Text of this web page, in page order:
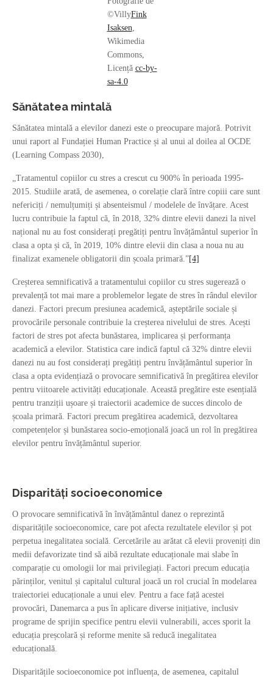
©VillyFink
Isaksen
Wikimedia
Commons,
Licență cc-by-
sa-4.0
Sănătatea mintală
Sănătatea mintală a elevilor danezi este o preocupare majoră. Potrivit
unui raport al Fundației Human Practice și al unui al doilea al OCDE
(Learning Compass 2030),
„Tratamentul copiilor cu stres a crescut cu 900% în perioada 1995-
2015. Studiile arată, de asemenea, o corelație clară între copiii care sunt
nefericiți / nemulțumiți și absenteismul / modelele de învățare. Acest
lucru contribuie la faptul că, în 2018, 32% dintre elevii danezi la nivel
național nu au fost considerați pregătiți pentru învățământul superior în
clasa a opta și că, în 2019, 10% dintre elevii din clasa a noua nu au
finalizat examenele obligatorii din școala primară.”[4]
Creșterea semnificativă a tratamentului copiilor cu stres sugerează o
prevalență tot mai mare a problemelor legate de stres în rândul elevilor
danezi. Factori precum presiunea academică, așteptările sociale și
provocările personale contribuie la creșterea nivelului de stres. Acești
factori de stres pot afecta bunăstarea, implicarea și performanța
academică a elevilor. Statistica care indică faptul că 32% dintre elevii
danezi nu au fost considerați pregătiți pentru învățământul superior în
clasa a opta evidențiază o provocare semnificativă în pregătirea elevilor
pentru viitoarele activități educaționale. Această pregătire este esențială
pentru tranziții ușoare și traiectorii academice de succes dincolo de
școala primară. Factori precum pregătirea academică, dezvoltarea
competențelor și bunăstarea socio-emoțională joacă un rol în pregătirea
elevilor pentru învățământul superior.
Disparități socioeconomice
O provocare semnificativă în învățământul danez o reprezintă
disparitățile socioeconomice, care pot afecta rezultatele elevilor și pot
perpetua inegalitatea socială. Cercetările au arătat că elevii proveniți din
medii defavorizate tind să aibă rezultate educaționale mai slabe în
comparație cu omologii lor mai privilegiați. Factori precum educația
părinților, venitul și capitalul cultural joacă un rol crucial în modelarea
traiectoriei educaționale a unui elev. Pentru a face față acestei
provocări, Danemarca a pus în aplicare diverse inițiative, inclusiv
programe de sprijin specifice pentru elevii vulnerabili, acces sporit la
educația preșcolară și reforme menite să reducă inegalitatea
educațională.
Disparitățile socioeconomice pot influența, de asemenea, capitalul